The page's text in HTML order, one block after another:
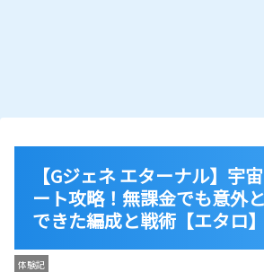
【Gジェネ エターナル】宇
ート攻略！無課金でも意外
できた編成と戦術【エタロ】
体験記